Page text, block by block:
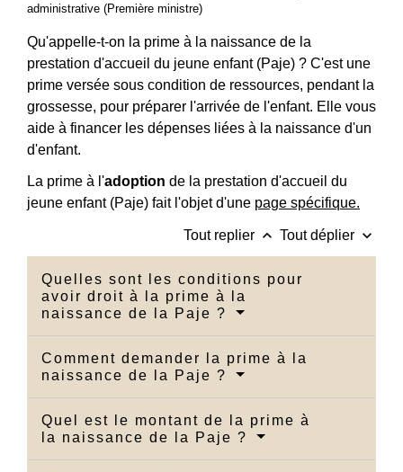
administrative (Première ministre)
Qu'appelle-t-on la prime à la naissance de la
prestation d'accueil du jeune enfant (Paje) ? C'est une
prime versée sous condition de ressources, pendant la
grossesse, pour préparer l'arrivée de l'enfant. Elle vous
aide à financer les dépenses liées à la naissance d'un
d'enfant.
La prime à l'adoption de la prestation d'accueil du
jeune enfant (Paje) fait l'objet d'une page spécifique.
Tout replier keyboard_arrow_up Tout déplier keyboard_arrow_down
Quelles sont les conditions pour
avoir droit à la prime à la
naissance de la Paje ?
Comment demander la prime à la
naissance de la Paje ?
Quel est le montant de la prime à
la naissance de la Paje ?